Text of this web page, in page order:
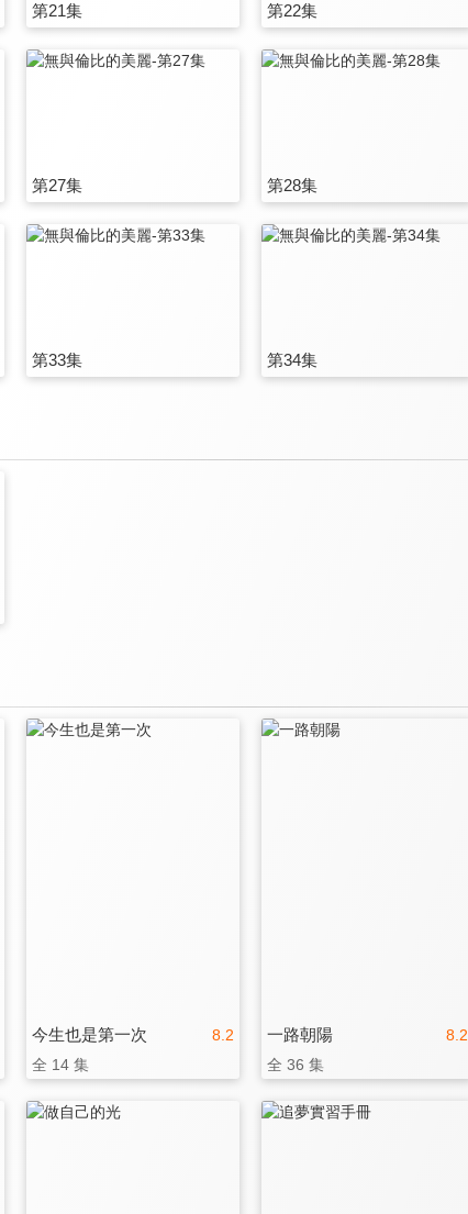
第21集 第22集
第27集 第28集
第33集 第34集
8.2
今生也是第一次
全 14 集
8.2
一路朝陽
全 36 集